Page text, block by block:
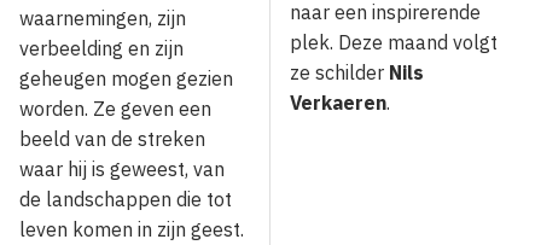
waarnemingen, zijn
verbeelding en zijn
geheugen mogen gezien
worden. Ze geven een
beeld van de streken
waar hij is geweest, van
de landschappen die tot
leven komen in zijn geest.
naar een inspirerende
plek. Deze maand volgt
ze schilder Nils
Verkaeren.